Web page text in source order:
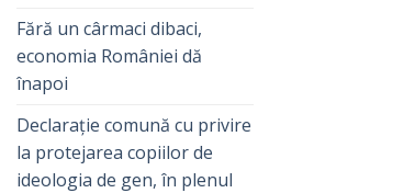
Fără un cârmaci dibaci,
economia României dă
înapoi
Declarație comună cu privire
la protejarea copiilor de
ideologia de gen, în plenul